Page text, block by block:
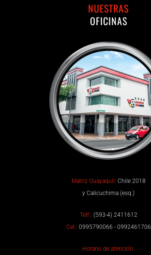
NUESTRAS
OFICINAS
Matriz Guayaquil: Chile 2018
y Calicuchima (esq.)
Telf.: (593-4) 2411612
Cel.: 0995790066 - 0992461706
Horario de atención: